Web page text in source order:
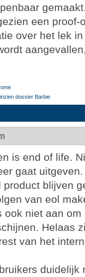
een proof-
over het lek
dossier Barbie
is end of life.
gaat
blijven
van eol
niet aan
Helaas
van het
duidelijk